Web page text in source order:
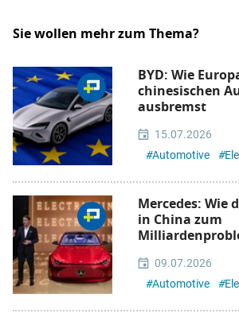
Sie wollen mehr zum Thema?
BYD: Wie
chinesischen
ausbremst
15.07.2026
#Automotive #
Mercedes: Wie
in China zum
09.07.2026
#Automotive #